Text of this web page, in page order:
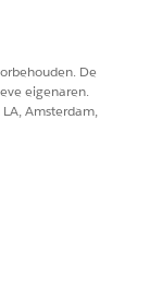
De
eigenaren.
Amsterdam,